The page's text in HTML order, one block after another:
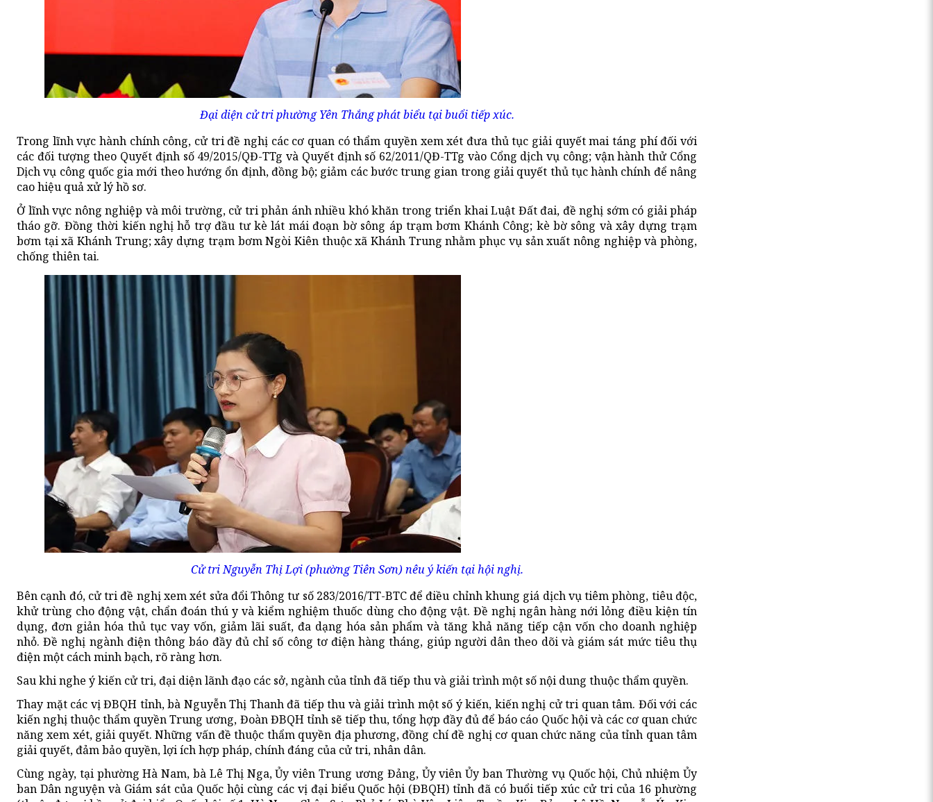
Đại diện cử tri phường Yên Thắng phát biểu tại buổi tiếp xúc.
Trong lĩnh vực hành chính công, cử tri đề nghị các cơ quan có thẩm quyền xem xét đưa thủ tục giải quyết mai táng phí đối với
các đối tượng theo Quyết định số 49/2015/QĐ-TTg và Quyết định số 62/2011/QĐ-TTg vào Cổng dịch vụ công; vận hành thử Cổng
Dịch vụ công quốc gia mới theo hướng ổn định, đồng bộ; giảm các bước trung gian trong giải quyết thủ tục hành chính để nâng
cao hiệu quả xử lý hồ sơ.
Ở lĩnh vực nông nghiệp và môi trường, cử tri phản ánh nhiều khó khăn trong triển khai Luật Đất đai, đề nghị sớm có giải pháp
tháo gỡ. Đồng thời kiến nghị hỗ trợ đầu tư kè lát mái đoạn bờ sông áp trạm bơm Khánh Công; kè bờ sông và xây dựng trạm
bơm tại xã Khánh Trung; xây dựng trạm bơm Ngòi Kiên thuộc xã Khánh Trung nhằm phục vụ sản xuất nông nghiệp và phòng,
chống thiên tai.
Cử tri Nguyễn Thị Lợi (phường Tiên Sơn) nêu ý kiến tại hội nghị.
Bên cạnh đó, cử tri đề nghị xem xét sửa đổi Thông tư số 283/2016/TT-BTC để điều chỉnh khung giá dịch vụ tiêm phòng, tiêu độc,
khử trùng cho động vật, chẩn đoán thú y và kiểm nghiệm thuốc dùng cho động vật. Đề nghị ngân hàng nới lỏng điều kiện tín
dụng, đơn giản hóa thủ tục vay vốn, giảm lãi suất, đa dạng hóa sản phẩm và tăng khả năng tiếp cận vốn cho doanh nghiệp
nhỏ. Đề nghị ngành điện thông báo đầy đủ chỉ số công tơ điện hàng tháng, giúp người dân theo dõi và giám sát mức tiêu thụ
điện một cách minh bạch, rõ ràng hơn.
Sau khi nghe ý kiến cử tri, đại diện lãnh đạo các sở, ngành của tỉnh đã tiếp thu và giải trình một số nội dung thuộc thẩm quyền.
Thay mặt các vị ĐBQH tỉnh, bà Nguyễn Thị Thanh đã tiếp thu và giải trình một số ý kiến, kiến nghị cử tri quan tâm. Đối với các
kiến nghị thuộc thẩm quyền Trung ương, Đoàn ĐBQH tỉnh sẽ tiếp thu, tổng hợp đầy đủ để báo cáo Quốc hội và các cơ quan chức
năng xem xét, giải quyết. Những vấn đề thuộc thẩm quyền địa phương, đồng chí đề nghị cơ quan chức năng của tỉnh quan tâm
giải quyết, đảm bảo quyền, lợi ích hợp pháp, chính đáng của cử tri, nhân dân.
Cùng ngày, tại phường Hà Nam, bà Lê Thị Nga, Ủy viên Trung ương Đảng, Ủy viên Ủy ban Thường vụ Quốc hội, Chủ nhiệm Ủy
ban Dân nguyện và Giám sát của Quốc hội cùng các vị đại biểu Quốc hội (ĐBQH) tỉnh đã có buổi tiếp xúc cử tri của 16 phường